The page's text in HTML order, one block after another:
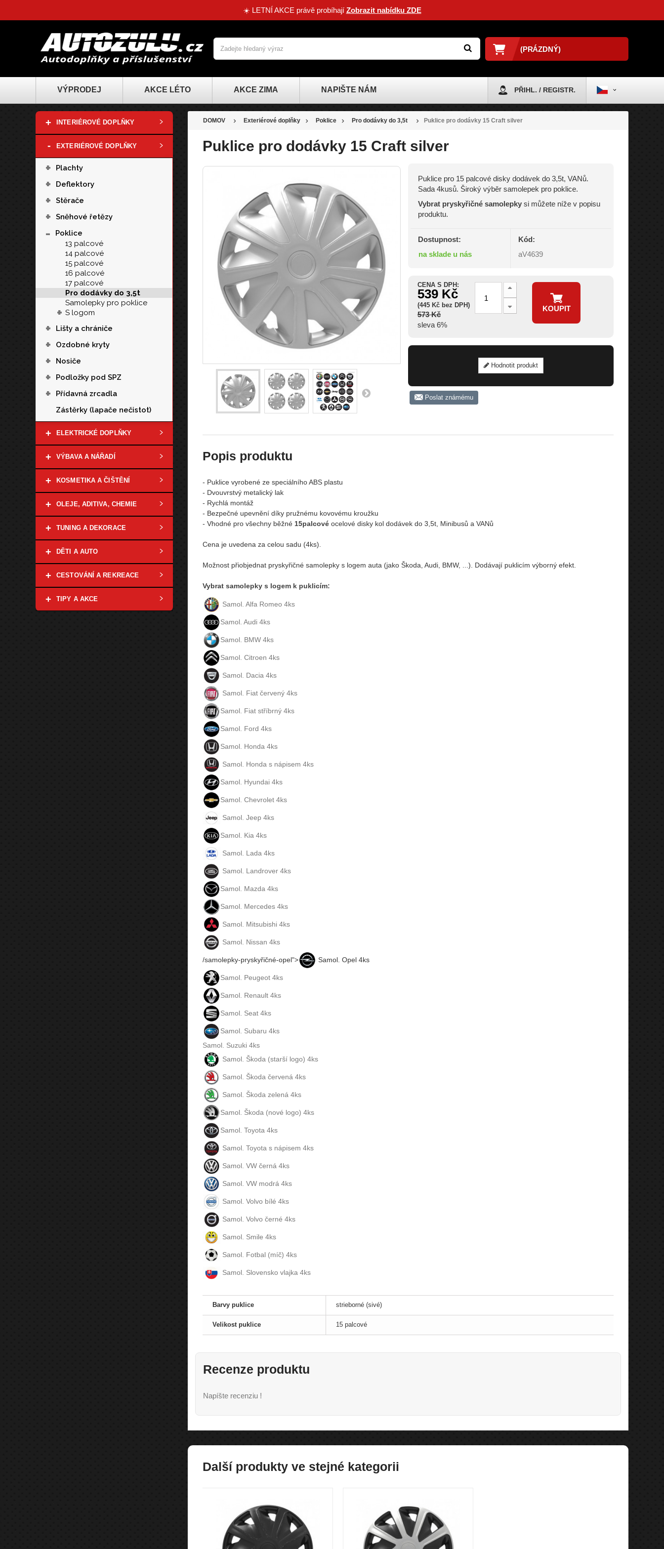
☀️ LETNÍ AKCE právě probíhají Zobrazit nabídku ZDE
(PRÁZDNÝ)
VÝPRODEJ AKCE LÉTO AKCE ZIMA NAPIŠTE NÁM PŘIHL. / REGISTR.
+ INTERIÉROVÉ DOPLŇKY
- EXTERIÉROVÉ DOPLŇKY
+ Plachty
+ Deflektory
+ Stěrače
+ Sněhové řetězy
-
Poklice
13 palcové
14 palcové
15 palcové
16 palcové
17 palcové
Pro dodávky do 3,5t
Samolepky pro poklice
+ S logom
+ Lišty a chrániče
+ Ozdobné kryty
+ Nosiče
+ Podložky pod SPZ
+
Přídavná zrcadla
Zástěrky (lapače nečistot)
+ ELEKTRICKÉ DOPLŇKY
+ VÝBAVA A NÁŘADÍ
+ KOSMETIKA A ČIŠTĚNÍ
+ OLEJE, ADITIVA, CHEMIE
+ TUNING A DEKORACE
+ DĚTI A AUTO
+ CESTOVÁNÍ A REKREACE
+ TIPY A AKCE
DOMOV Exteriérové doplňky Poklice Pro dodávky do 3,5t Puklice pro dodávky 15 Craft silver
Puklice pro dodávky 15 Craft silver
-34 KČ
Puklice pro 15 palcové disky dodávek do 3,5t, VANů.
Sada 4kusů. Široký výběr samolepek pro poklice.
Vybrat pryskyřičné samolepkysi můžete níže v popisu
produktu.
Dostupnost:
na sklade u nás
Kód:
aV4639
CENA S DPH:
539 Kč
(445 Kč bez DPH)
573 Kč
sleva 6%
KOUPIT
Hodnotit produkt
Poslat známému
Popis produktu
- Puklice vyrobené ze speciálního ABS plastu
- Dvouvrstvý metalický lak
- Rychlá montáž
- Bezpečné upevnění díky pružnému kovovému kroužku
- Vhodné pro všechny běžné 15palcovéocelové disky kol dodávek do 3,5t, Minibusů a VANů
Cena je uvedena za celou sadu (4ks).
Možnost přiobjednat pryskyřičné samolepky s logem auta (jako Škoda, Audi, BMW, ...). Dodávají puklicím výborný efekt.
Vybrat samolepky s logem k puklicím:
Samol. Alfa Romeo 4ks
Samol. Audi 4ks
Samol. BMW 4ks
Samol. Citroen 4ks
Samol. Dacia 4ks
Samol. Fiat červený 4ks
Samol. Fiat stříbrný 4ks
Samol. Ford 4ks
Samol. Honda 4ks
Samol. Honda s nápisem 4ks
Samol. Hyundai 4ks
Samol. Chevrolet 4ks
Samol. Jeep 4ks
Samol. Kia 4ks
Samol. Lada 4ks
Samol. Landrover 4ks
Samol. Mazda 4ks
Samol. Mercedes 4ks
Samol. Mitsubishi 4ks
Samol. Nissan 4ks
/samolepky-pryskyřičné-opel"> Samol. Opel 4ks
Samol. Peugeot 4ks
Samol. Renault 4ks
Samol. Seat 4ks
Samol. Subaru 4ks
Samol. Suzuki 4ks
Samol. Škoda (starší logo) 4ks
Samol. Škoda červená 4ks
Samol. Škoda zelená 4ks
Samol. Škoda (nové logo) 4ks
Samol. Toyota 4ks
Samol. Toyota s nápisem 4ks
Samol. VW černá 4ks
Samol. VW modrá 4ks
Samol. Volvo bílé 4ks
Samol. Volvo černé 4ks
Samol. Smile 4ks
Samol. Fotbal (míč) 4ks
Samol. Slovensko vlajka 4ks
Barvy puklice strieborné (sivé)
Velikost puklice 15 palcové
Recenze produktu
Napíšte recenziu !
Další produkty ve stejné kategorii